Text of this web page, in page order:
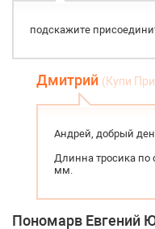
подскажите
Дмитрий (Купи
Андрей, добрый
Длинна тросика по
мм.
Пономарв Евгений